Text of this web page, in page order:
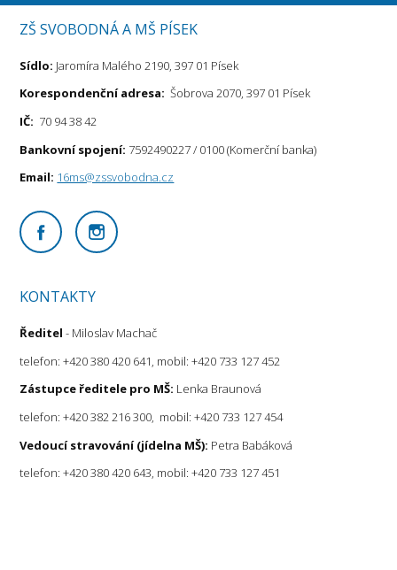
ZŠ SVOBODNÁ A MŠ PÍSEK
Sídlo: Jaromíra Malého 2190, 397 01 Písek
Korespondenční adresa: Šobrova 2070, 397 01 Písek
IČ: 70 94 38 42
Bankovní spojení: 7592490227 / 0100 (Komerční banka)
Email: 16ms@zssvobodna.cz
KONTAKTY
Ředitel - Miloslav Machač
telefon: +420 380 420 641, mobil: +420 733 127 452
Zástupce ředitele pro MŠ: Lenka Braunová
telefon: +420 382 216 300, mobil: +420 733 127 454
Vedoucí stravování (jídelna MŠ): Petra Babáková
telefon: +420 380 420 643, mobil: +420 733 127 451